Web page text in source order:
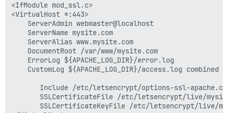
<IfModule mod_ssl.c>
<VirtualHost *:443>
Include /etc/letsencrypt/options-ssl-
SSLCertificateFile /etc/letsencrypt/live/
SSLCertificateKeyFile /etc/letsencrypt/live/